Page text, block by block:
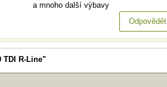
a mnoho další výbavy
Odpovědět
TDI R-Line"